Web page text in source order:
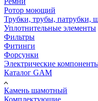
Ротор моющий
Трубки, трубы, патрубки,
Уплотнительные элементы
Фильтры
Фитинги
Форсунки
Электрические
Каталог GAM
Камень шамотный
Комплектующие